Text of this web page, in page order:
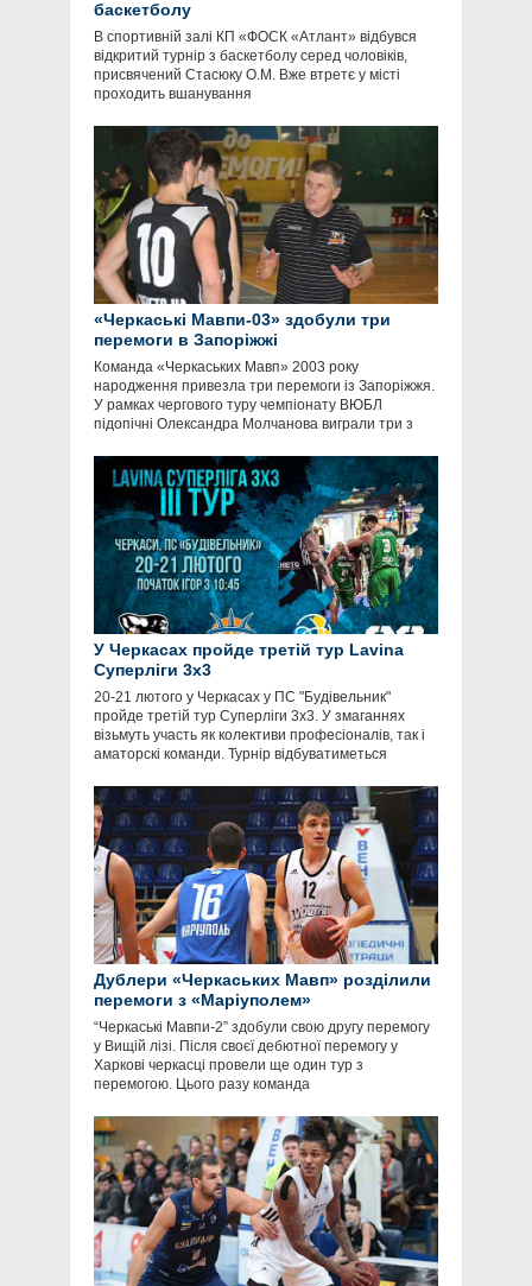
баскетболу
В спортивній залі КП «ФОСК «Атлант» відбувся
відкритий турнір з баскетболу серед чоловіків,
присвячений Стасюку О.М. Вже втретє у місті
проходить вшанування
«Черкаські Мавпи-03» здобули три
перемоги в Запоріжжі
Команда «Черкаських Мавп» 2003 року
народження привезла три перемоги із Запоріжжя.
У рамках чергового туру чемпіонату ВЮБЛ
підопічні Олександра Молчанова виграли три з
У Черкасах пройде третій тур Lavina
Суперліги 3х3
20-21 лютого у Черкасах у ПС "Будівельник"
пройде третій тур Суперліги 3х3. У змаганнях
візьмуть участь як колективи професіоналів, так і
аматорскі команди. Турнір відбуватиметься
Дублери «Черкаських Мавп» розділили
перемоги з «Маріуполем»
“Черкаські Мавпи-2” здобули свою другу перемогу
у Вищій лізі. Після своєї дебютної перемогу у
Харкові черкасці провели ще один тур з
перемогою. Цього разу команда